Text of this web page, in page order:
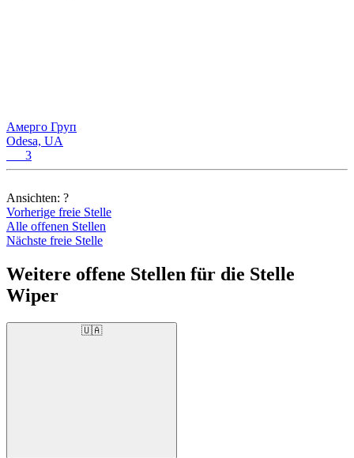
Амерго Груп
Odesa, UA
3
Ansichten: ?
Vorherige freie Stelle
Alle offenen Stellen
Nächste freie Stelle
Weitere offene Stellen für die Stelle
Wiper
🇺🇦